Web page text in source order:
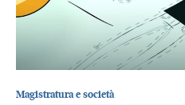
Magistratura e società